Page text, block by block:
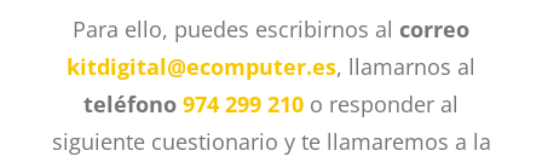
Para ello, puedes escribirnos al correo
kitdigital@ecomputer.es, llamarnos al
teléfono 974 299 210 o responder al
siguiente cuestionario y te llamaremos a la